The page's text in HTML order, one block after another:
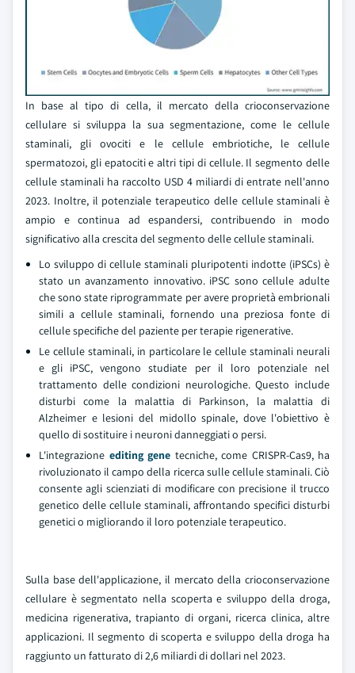
In base al tipo di cella, il mercato della crioconservazione
cellulare si sviluppa la sua segmentazione, come le cellule
staminali, gli ovociti e le cellule embriotiche, le cellule
spermatozoi, gli epatociti e altri tipi di cellule. Il segmento delle
cellule staminali ha raccolto USD 4 miliardi di entrate nell'anno
2023. Inoltre, il potenziale terapeutico delle cellule staminali è
ampio e continua ad espandersi, contribuendo in modo
significativo alla crescita del segmento delle cellule staminali.
Lo sviluppo di cellule staminali pluripotenti indotte (iPSCs) è
stato un avanzamento innovativo. iPSC sono cellule adulte
che sono state riprogrammate per avere proprietà embrionali
simili a cellule staminali, fornendo una preziosa fonte di
cellule specifiche del paziente per terapie rigenerative.
Le cellule staminali, in particolare le cellule staminali neurali
e gli iPSC, vengono studiate per il loro potenziale nel
trattamento delle condizioni neurologiche. Questo include
disturbi come la malattia di Parkinson, la malattia di
Alzheimer e lesioni del midollo spinale, dove l'obiettivo è
quello di sostituire i neuroni danneggiati o persi.
L'integrazione editing gene tecniche, come CRISPR-Cas9, ha
rivoluzionato il campo della ricerca sulle cellule staminali. Ciò
consente agli scienziati di modificare con precisione il trucco
genetico delle cellule staminali, affrontando specifici disturbi
genetici o migliorando il loro potenziale terapeutico.
Sulla base dell'applicazione, il mercato della crioconservazione
cellulare è segmentato nella scoperta e sviluppo della droga,
medicina rigenerativa, trapianto di organi, ricerca clinica, altre
applicazioni. Il segmento di scoperta e sviluppo della droga ha
raggiunto un fatturato di 2,6 miliardi di dollari nel 2023.